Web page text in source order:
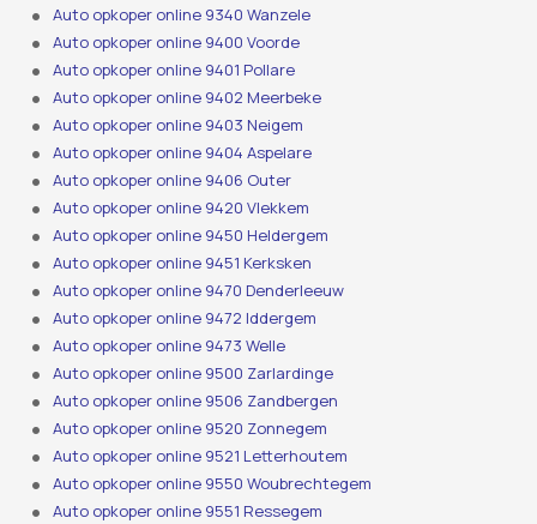
Auto opkoper online 9340 Wanzele
Auto opkoper online 9400 Voorde
Auto opkoper online 9401 Pollare
Auto opkoper online 9402 Meerbeke
Auto opkoper online 9403 Neigem
Auto opkoper online 9404 Aspelare
Auto opkoper online 9406 Outer
Auto opkoper online 9420 Vlekkem
Auto opkoper online 9450 Heldergem
Auto opkoper online 9451 Kerksken
Auto opkoper online 9470 Denderleeuw
Auto opkoper online 9472 Iddergem
Auto opkoper online 9473 Welle
Auto opkoper online 9500 Zarlardinge
Auto opkoper online 9506 Zandbergen
Auto opkoper online 9520 Zonnegem
Auto opkoper online 9521 Letterhoutem
Auto opkoper online 9550 Woubrechtegem
Auto opkoper online 9551 Ressegem